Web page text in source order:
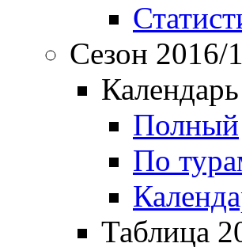
Сезон 2016/
Полный
По
Таблица